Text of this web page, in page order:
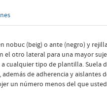
nobuc (beig) o ante (negro) y
el otro lateral para una mayor
tipo de plantilla. Suela
de adherencia y aislantes
un número menos del que